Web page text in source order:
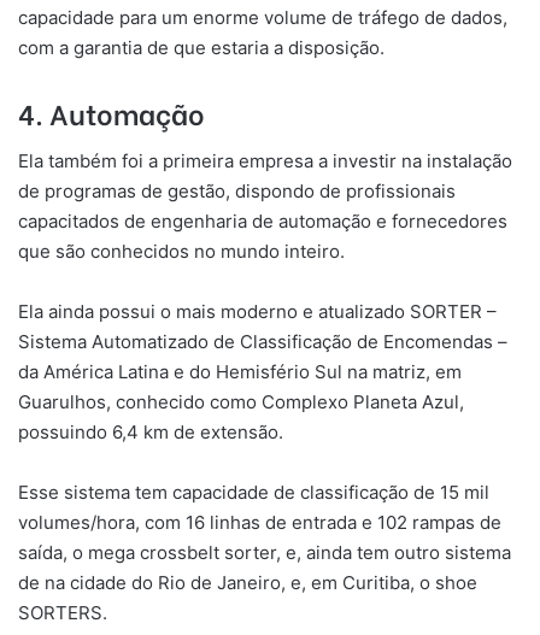
capacidade para um enorme volume de tráfego de dados,
com a garantia de que estaria a disposição.
4. Automação
Ela também foi a primeira empresa a investir na instalação
de programas de gestão, dispondo de profissionais
capacitados de engenharia de automação e fornecedores
que são conhecidos no mundo inteiro.
Ela ainda possui o mais moderno e atualizado SORTER –
Sistema Automatizado de Classificação de Encomendas –
da América Latina e do Hemisfério Sul na matriz, em
Guarulhos, conhecido como Complexo Planeta Azul,
possuindo 6,4 km de extensão.
Esse sistema tem capacidade de classificação de 15 mil
volumes/hora, com 16 linhas de entrada e 102 rampas de
saída, o mega crossbelt sorter, e, ainda tem outro sistema
de na cidade do Rio de Janeiro, e, em Curitiba, o shoe
SORTERS.